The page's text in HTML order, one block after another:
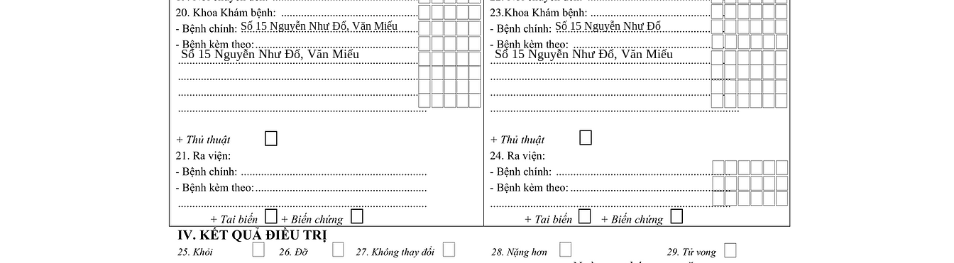
Số 15 Nguyễn Như Đổ, Văn Miếu
Số 15 Nguyễn Như Đổ, Văn Miếu
Số 15 Nguyễn Như Đổ
Số 15 Nguyễn Như Đổ, Văn Miếu